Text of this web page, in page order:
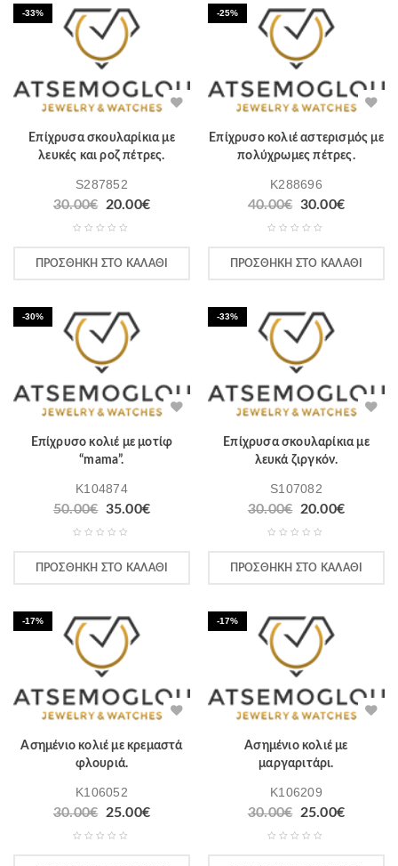
-33%
Επίχρυσα σκουλαρίκια με
λευκές και ροζ πέτρες.
S287852
30.00€ 20.00€
ΠΡΟΣΘΉΚΗ ΣΤΟ ΚΑΛΆΘΙ
-25%
Επίχρυσο κολιέ αστερισμός με
πολύχρωμες πέτρες.
K288696
40.00€ 30.00€
ΠΡΟΣΘΉΚΗ ΣΤΟ ΚΑΛΆΘΙ
-30%
Επίχρυσο κολιέ με μοτίφ
“mama”.
K104874
50.00€ 35.00€
ΠΡΟΣΘΉΚΗ ΣΤΟ ΚΑΛΆΘΙ
-33%
Επίχρυσα σκουλαρίκια με
λευκά ζιργκόν.
S107082
30.00€ 20.00€
ΠΡΟΣΘΉΚΗ ΣΤΟ ΚΑΛΆΘΙ
-17%
Ασημένιο κολιέ με κρεμαστά
φλουριά.
K106052
30.00€ 25.00€
-17%
Ασημένιο κολιέ με
μαργαριτάρι.
K106209
30.00€ 25.00€